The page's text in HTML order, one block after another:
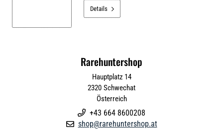
Details 
Rarehuntershop
Hauptplatz 14
2320 Schwechat
Österreich
 +43 664 8600208
 shop@rarehuntershop.at